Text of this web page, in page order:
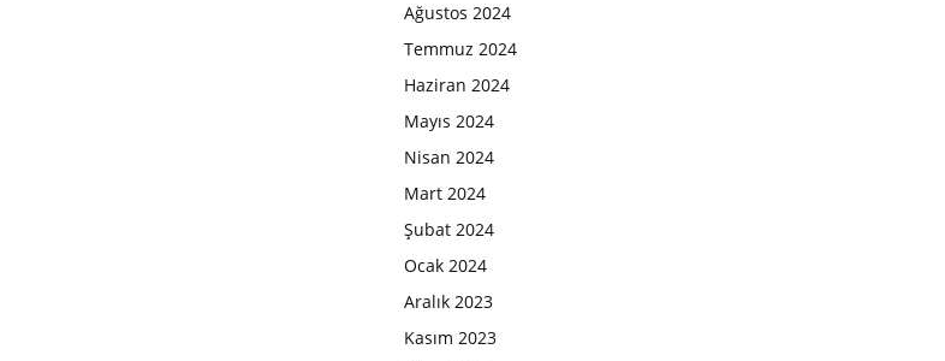
Ağustos 2024
Temmuz 2024
Haziran 2024
Mayıs 2024
Nisan 2024
Mart 2024
Şubat 2024
Ocak 2024
Aralık 2023
Kasım 2023